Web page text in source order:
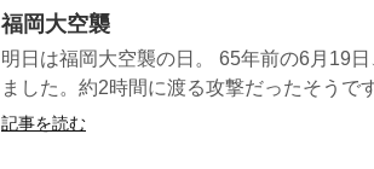
福岡大空襲
明日は福岡大空襲の日。 65年前の6月19
ました。約2時間に渡る攻撃だったそうで
記事を読む